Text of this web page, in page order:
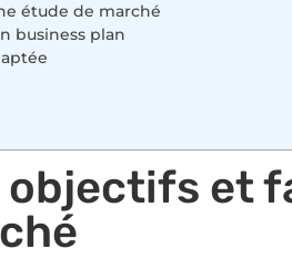
étude de marché
business plan
objectifs et